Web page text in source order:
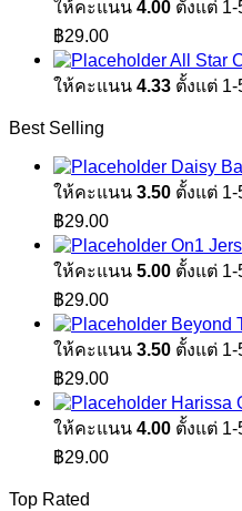
ให้คะแนน 4.00 ตั้งแต่
฿29.00
All Star
ให้คะแนน 4.33 ตั้งแต่
Best Selling
Daisy
ให้คะแนน 3.50 ตั้งแต่
฿29.00
On1
ให้คะแนน 5.00 ตั้งแต่
฿29.00
Beyond
ให้คะแนน 3.50 ตั้งแต่
฿29.00
Harissa
ให้คะแนน 4.00 ตั้งแต่
฿29.00
Top Rated